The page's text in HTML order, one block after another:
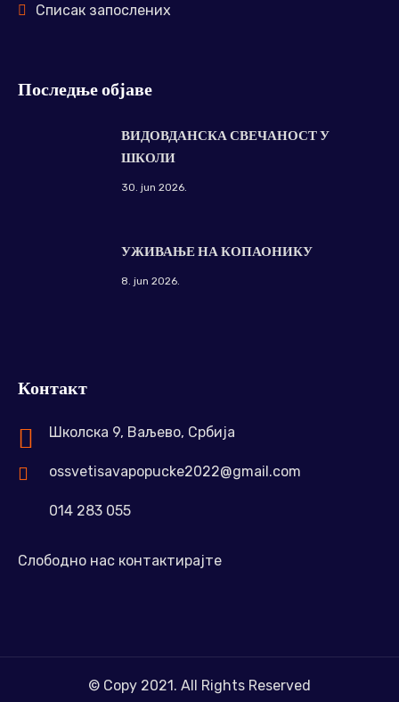
Списак запослених
Последње објаве
ВИДОВДАНСКА СВЕЧАНОСТ У
ШКОЛИ
30. jun 2026.
УЖИВАЊЕ НА КОПАОНИКУ
8. jun 2026.
Контакт
Школска 9, Ваљево, Србија
ossvetisavapopucke2022@gmail.com
014 283 055
Слободно нас контактирајте
© Copy 2021. All Rights Reserved